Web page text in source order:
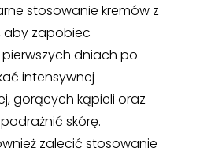
stosowanie kremów z
aby zapobiec
dniach po
intensywnej
gorących kąpieli oraz
skórę.
zalecić stosowanie